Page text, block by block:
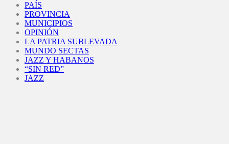
PAÍS
PROVINCIA
MUNICIPIOS
OPINIÓN
LA PATRIA SUBLEVADA
MUNDO SECTAS
JAZZ Y HABANOS
“SIN RED”
JAZZ